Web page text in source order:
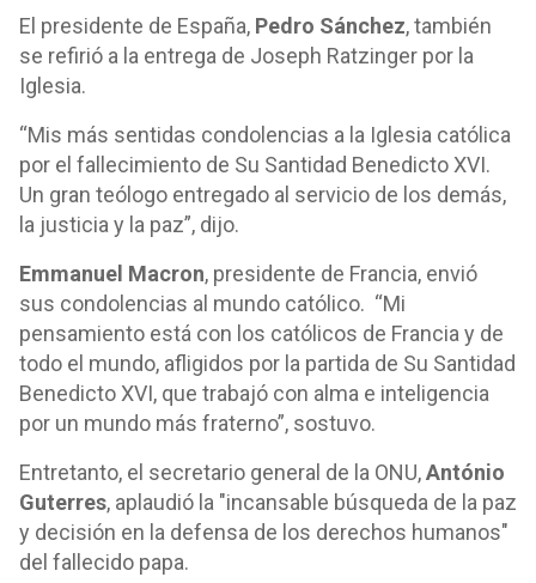
El presidente de España, Pedro Sánchez, también
se refirió a la entrega de Joseph Ratzinger por la
Iglesia.
“Mis más sentidas condolencias a la Iglesia católica
por el fallecimiento de Su Santidad Benedicto XVI.
Un gran teólogo entregado al servicio de los demás,
la justicia y la paz”, dijo.
Emmanuel Macron, presidente de Francia, envió
sus condolencias al mundo católico. “Mi
pensamiento está con los católicos de Francia y de
todo el mundo, afligidos por la partida de Su Santidad
Benedicto XVI, que trabajó con alma e inteligencia
por un mundo más fraterno”, sostuvo.
Entretanto, el secretario general de la ONU,António
Guterres, aplaudió la "incansable búsqueda de la paz
y decisión en la defensa de los derechos humanos"
del fallecido papa.